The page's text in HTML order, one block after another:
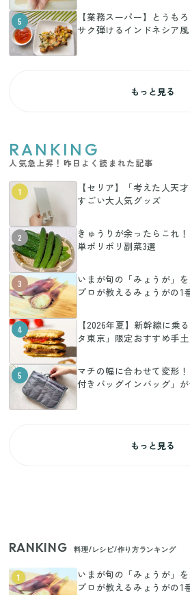
5
【業務スーパー】とうも
サク弾けるインドネシア
もっと見る
RANKING
人気急上昇！昨日よく読まれた記事
1
【セリア】「考えた人天
すごい大人気グッズ
2
きゅうりが余ったらこれ
単ポリポリ副菜3選
3
いまが旬の「みょうが」
プロが教えるみょうがの1
4
【2026年夏】新幹線に乗
タ東京」限定おすすめ手
5
マチの幅に合わせて変形
付きバッグインバッグ」
もっと見る
RANKING 料理/レシピ/作り方ランキング
1
いまが旬の「みょうが」
プロが教えるみょうがの1